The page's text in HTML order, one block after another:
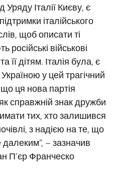
Італії Києву, є
італійського
щоб описати ті
російські військові
її дітям. Італія була, є
у цей трагічний
ця нова партія
справжній знак дружби
тих, хто залишився
з надією на те, що
– зазначив
П’єр Франческо